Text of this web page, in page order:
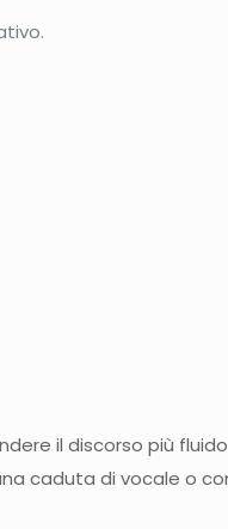
il discorso più
caduta di vocale o